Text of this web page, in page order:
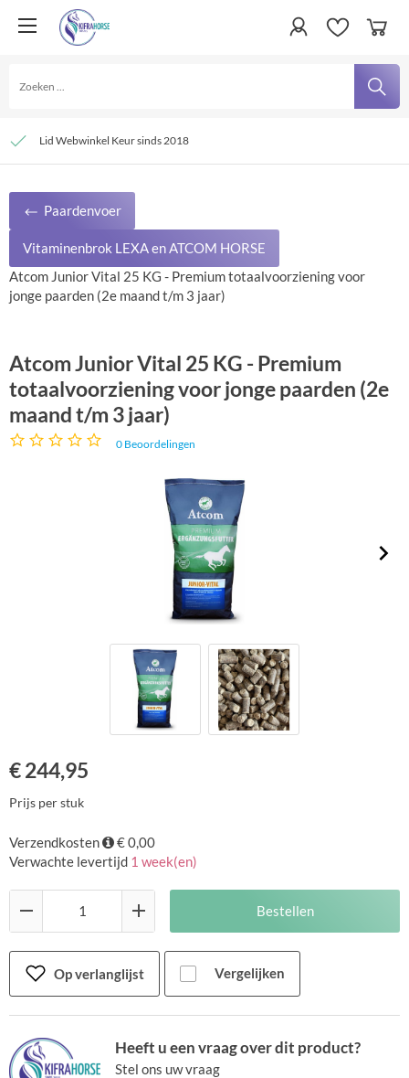
Persoonlijke service
Verzending € 4,95 en gratis bij besteding vanaf € 100,- binnen Nederland
Lid Webwinkel Keur sinds 2018
Paardenvoer
Vitaminenbrok LEXA en ATCOM HORSE
Atcom Junior Vital 25 KG - Premium totaalvoorziening voor
jonge paarden (2e maand t/m 3 jaar)
Atcom Junior Vital 25 KG - Premium
totaalvoorziening voor jonge paarden (2e
maand t/m 3 jaar)
0 Beoordelingen
€244,95
Prijs per stuk
Verzendkosten
€ 0,00
Verwachte levertijd 1 week(en)
Bestellen
Op verlanglijst Vergelijken
Heeft u een vraag over dit product?
Stel ons uw vraag